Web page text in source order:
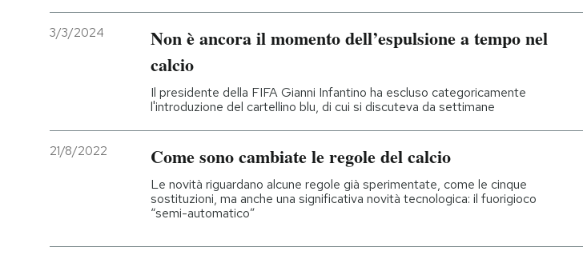
Economia
3/3/2024
Non è ancora il momento dell’espulsione a tempo nel
calcio
Il presidente della FIFA Gianni Infantino ha escluso categoricamente
l'introduzione del cartellino blu, di cui si discuteva da settimane
21/8/2022 Come sono cambiate le regole del calcio
Le novità riguardano alcune regole già sperimentate, come le cinque
sostituzioni, ma anche una significativa novità tecnologica: il fuorigioco
“semi-automatico”